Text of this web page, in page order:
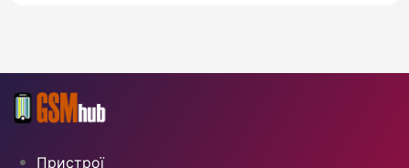
Пристрої